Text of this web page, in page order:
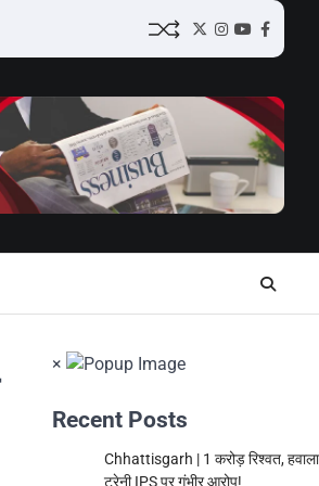
TwitterInstagram
YouTube
×
Recent Posts
Chhattisgarh | 1 करोड़ रिश्वत,
ट्रेनी IPS पर गंभीर आरोप!